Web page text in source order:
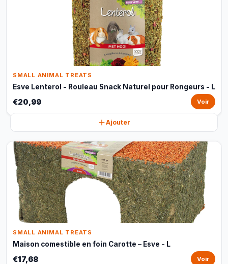
SMALL ANIMAL TREATS
Esve Lenterol - Rouleau Snack Naturel pour Rongeurs - L
€20,99 Voir
Ajouter
SMALL ANIMAL TREATS
Maison comestible en foin Carotte – Esve - L
€17,68 Voir